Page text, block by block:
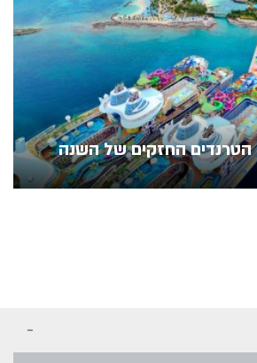
2026 בלב ים: 5 הטרנדים החזקים של השנה